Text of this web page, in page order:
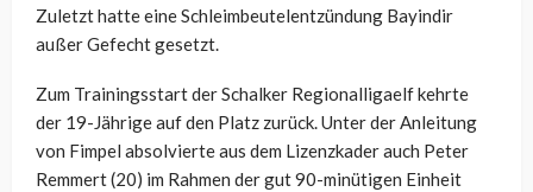
Zuletzt hatte eine Schleimbeutelentzündung Bayindir
außer Gefecht gesetzt.
Zum Trainingsstart der Schalker Regionalligaelf kehrte
der 19-Jährige auf den Platz zurück. Unter der Anleitung
von Fimpel absolvierte aus dem Lizenzkader auch Peter
Remmert (20) im Rahmen der gut 90-minütigen Einheit